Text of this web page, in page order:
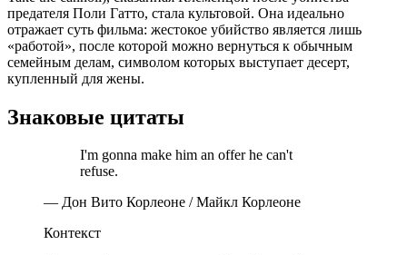
предателя Поли Гатто, стала культовой. Она идеально
отражает суть фильма: жестокое убийство является лишь
«работой», после которой можно вернуться к обычным
семейным делам, символом которых выступает десерт,
купленный для жены.
Знаковые цитаты
I'm gonna make him an offer he can't
refuse.
— Дон Вито Корлеоне / Майкл Корлеоне
Контекст